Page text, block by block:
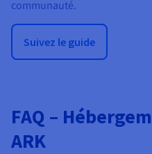
communauté.
Suivez le guide
FAQ –
ARK